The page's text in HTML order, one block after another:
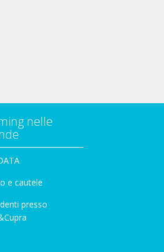
nelle
e cautele
presso